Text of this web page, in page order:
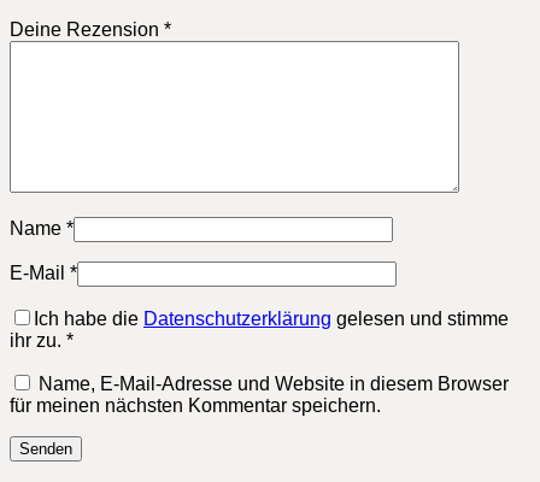
Deine Rezension *
Name *
E-Mail *
Ich habe die Datenschutzerklärung gelesen und stimme
ihr zu. *
Name, E-Mail-Adresse und Website in diesem Browser
für meinen nächsten Kommentar speichern.